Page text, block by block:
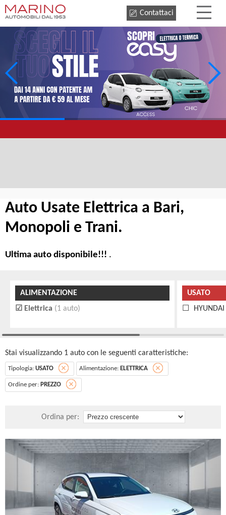
Contattaci
Auto Usate Elettrica a Bari,
Monopoli e Trani.
Ultima auto disponibile!!! .
ALIMENTAZIONE
Elettrica (1 auto)
USATO
HYUNDAI
Stai visualizzando 1 auto con le seguenti caratteristiche:
Tipologia: USATO Alimentazione: ELETTRICA
Ordine per: PREZZO
Ordina per: